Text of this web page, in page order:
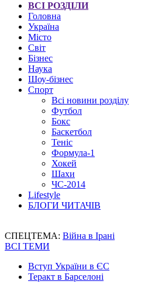
ВСІ РОЗДІЛИ
Головна
Україна
Місто
Світ
Бізнес
Наука
Шоу-бізнес
Спорт
Всі новини розділу
Футбол
Бокс
Баскетбол
Теніс
Формула-1
Хокей
Шахи
ЧС-2014
Lifestyle
БЛОГИ ЧИТАЧІВ
СПЕЦТЕМА: Війна в Ірані
ВСІ ТЕМИ
Вступ України в ЄС
Теракт в Барселоні